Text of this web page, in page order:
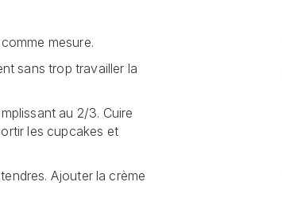
mesure.
sans trop travailler la
au 2/3. Cuire
les cupcakes et
Ajouter la crème